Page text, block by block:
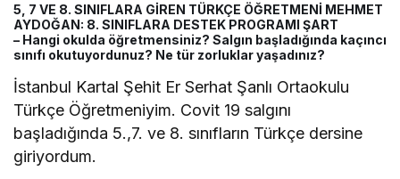
5, 7 VE 8. SINIFLARA GİREN TÜRKÇE ÖĞRETMENİ MEHMET
AYDOĞAN: 8. SINIFLARA DESTEK PROGRAMI ŞART
– Hangi okulda öğretmensiniz? Salgın başladığında kaçıncı
sınıfı okutuyordunuz? Ne tür zorluklar yaşadınız?
İstanbul Kartal Şehit Er Serhat Şanlı Ortaokulu
Türkçe Öğretmeniyim. Covit 19 salgını
başladığında 5.,7. ve 8. sınıfların Türkçe dersine
giriyordum.